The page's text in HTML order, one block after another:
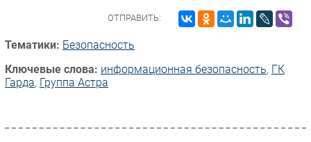
ОТПРАВИТЬ:
Тематики: Безопасность
Ключевые слова: информационная безопасность, ГК
Гарда, Группа Астра